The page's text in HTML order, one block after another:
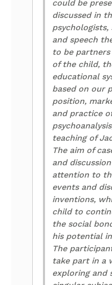
could be
discussed in
psychologists,
and speech
to be
of the child,
educational
based on our
position,
and practice
teaching of
The aim of
and
attention to
events and
inventions,
child to
the social
his potential
The
take part in a
exploring and